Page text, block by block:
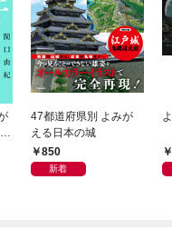
47都道府県別 よみが
える日本の城
850
新着